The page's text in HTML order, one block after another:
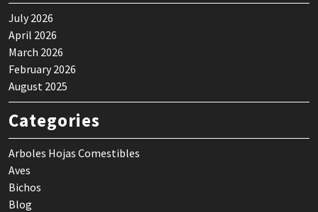
July 2026
April 2026
March 2026
February 2026
August 2025
Categories
Arboles Hojas Comestibles
Aves
Bichos
Blog